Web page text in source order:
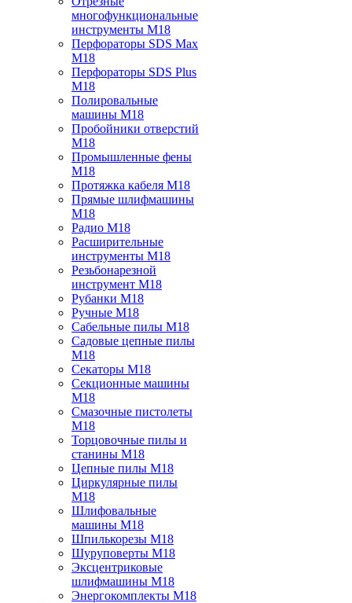
многофункциональные
инструменты M18
Перфораторы SDS Max
M18
Перфораторы SDS Plus
M18
Полировальные
машины M18
Пробойники отверстий
M18
Промышленные фены
M18
Протяжка кабеля M18
Прямые шлифмашины
M18
Радио M18
Расширительные
инструменты M18
Резьбонарезной
инструмент M18
Рубанки M18
Ручные M18
Сабельные пилы M18
Садовые цепные пилы
M18
Секаторы M18
Секционные машины
M18
Смазочные пистолеты
M18
Торцовочные пилы и
станины M18
Цепные пилы M18
Циркулярные пилы
M18
Шлифовальные
машины M18
Шпилькорезы M18
Шуруповерты M18
Эксцентриковые
шлифмашины M18
Энергокомплекты M18